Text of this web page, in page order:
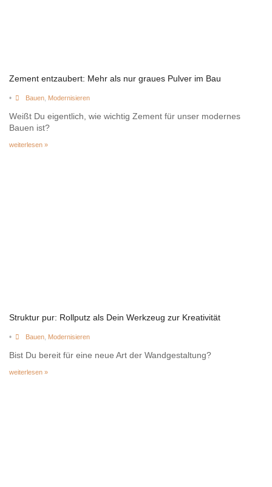
Zement entzaubert: Mehr als nur graues Pulver im Bau
• Bauen, Modernisieren
Weißt Du eigentlich, wie wichtig Zement für unser modernes
Bauen ist?
weiterlesen »
Struktur pur: Rollputz als Dein Werkzeug zur Kreativität
• Bauen, Modernisieren
Bist Du bereit für eine neue Art der Wandgestaltung?
weiterlesen »